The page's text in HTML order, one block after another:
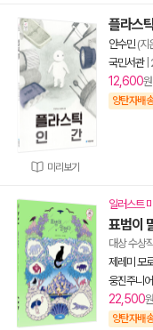
미리보기
플라스
안수민(지
국민서관|
12,600
양탄자배송
일러스트
표범이
대상 수상
제레미 모
웅진주니어
22,500
양탄자배송